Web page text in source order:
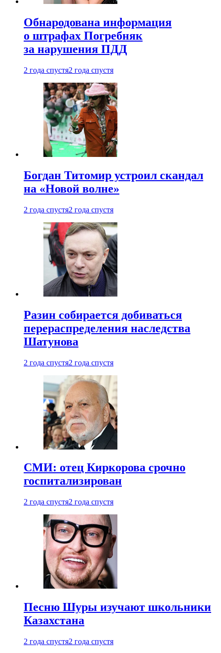
Обнародована информация
о штрафах Погребняк
за нарушения ПДД
2 года спустя2 года спустя
Богдан Титомир устроил скандал
на «Новой волне»
2 года спустя2 года спустя
Разин собирается добиваться
перераспределения наследства
Шатунова
2 года спустя2 года спустя
СМИ: отец Киркорова срочно
госпитализирован
2 года спустя2 года спустя
Песню Шуры изучают школьники
Казахстана
2 года спустя2 года спустя